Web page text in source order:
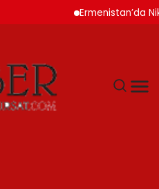
Ermenistan’da Nikol